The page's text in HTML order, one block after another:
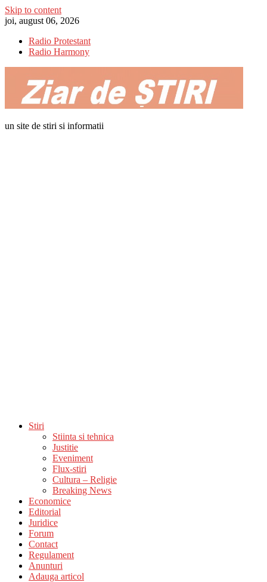
Skip to content
joi, august 06, 2026
Radio Protestant
Radio Harmony
un site de stiri si informatii
Stiri
Stiinta si tehnica
Justitie
Eveniment
Flux-stiri
Cultura – Religie
Breaking News
Economice
Editorial
Juridice
Forum
Contact
Regulament
Anunturi
Adauga articol